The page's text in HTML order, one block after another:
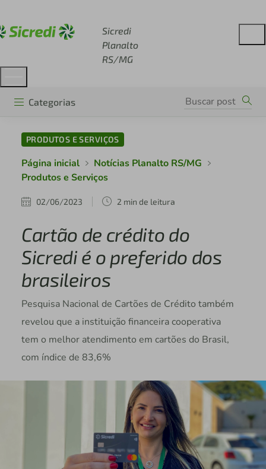
Sicredi
Planalto
RS/MG
Categorias
PRODUTOS E SERVIÇOS
Página inicial
Notícias Planalto RS/MG
Produtos e Serviços
02/06/2023 2 min de leitura
Cartão de crédito do
Sicredi é o preferido dos
brasileiros
Pesquisa Nacional de Cartões de Crédito também
revelou que a instituição financeira cooperativa
tem o melhor atendimento em cartões do Brasil,
com índice de 83,6%